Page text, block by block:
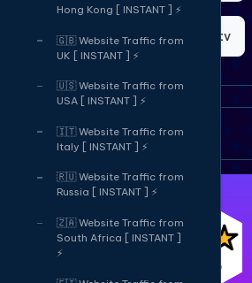
Hong Kong [ INSTANT ] ⚡
🇬🇧 Website Traffic from
UK [ INSTANT ] ⚡
🇺🇸 Website Traffic from
USA [ INSTANT ] ⚡
🇮🇹 Website Traffic from
Italy [ INSTANT ] ⚡
🇷🇺 Website Traffic from
Russia [ INSTANT ] ⚡
🇿🇦 Website Traffic from
South Africa [ INSTANT ]
⚡
Shopee Bigo.tv
Dịch vụ của chúng tôi